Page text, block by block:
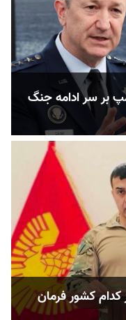
بر سر ادامه جنگ
کشور فرمان